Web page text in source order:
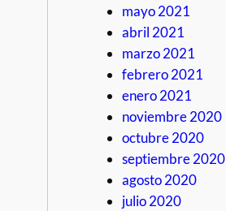
mayo 2021
abril 2021
marzo 2021
febrero 2021
enero 2021
noviembre 2020
octubre 2020
septiembre 2020
agosto 2020
julio 2020